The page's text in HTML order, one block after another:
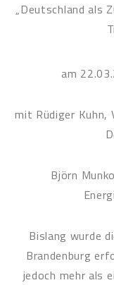
„Deutschland als
am
mit Rüdiger Kuhn,
Björn
Bislang wurde
Brandenburg
jedoch mehr als